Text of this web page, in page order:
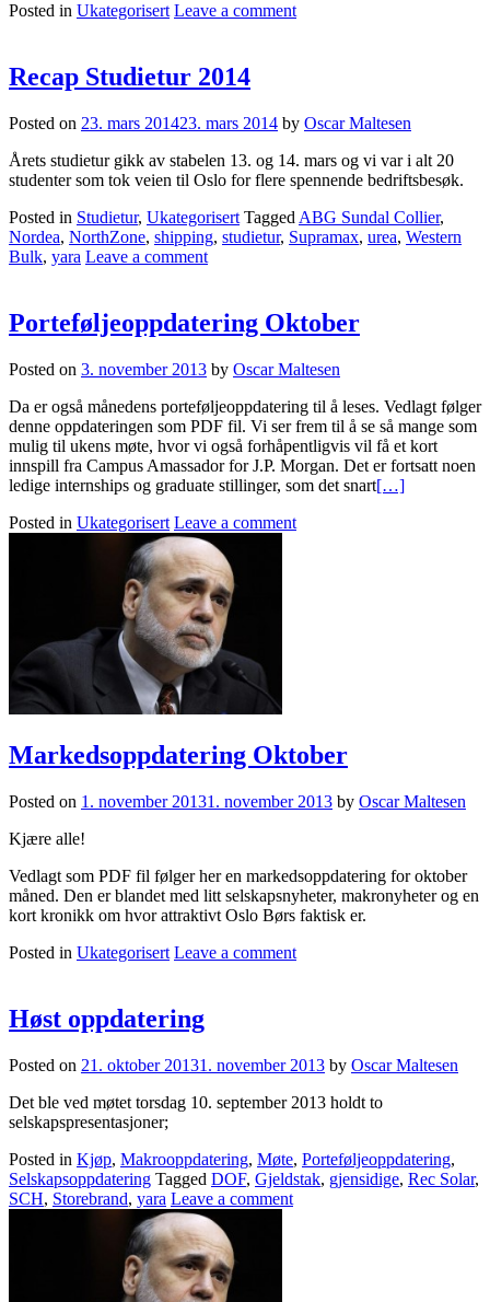
Posted in Ukategorisert Leave a comment
Recap Studietur 2014
Posted on 23. mars 201423. mars 2014 by Oscar Maltesen
Årets studietur gikk av stabelen 13. og 14. mars og vi var i alt 20
studenter som tok veien til Oslo for flere spennende bedriftsbesøk.
Posted in Studietur, Ukategorisert Tagged ABG Sundal Collier,
Nordea, NorthZone, shipping, studietur, Supramax, urea, Western
Bulk, yara Leave a comment
Porteføljeoppdatering Oktober
Posted on 3. november 2013 by Oscar Maltesen
Da er også månedens porteføljeoppdatering til å leses. Vedlagt følger
denne oppdateringen som PDF fil. Vi ser frem til å se så mange som
mulig til ukens møte, hvor vi også forhåpentligvis vil få et kort
innspill fra Campus Amassador for J.P. Morgan. Det er fortsatt noen
ledige internships og graduate stillinger, som det snart[…]
Posted in Ukategorisert Leave a comment
Markedsoppdatering Oktober
Posted on 1. november 20131. november 2013 by Oscar Maltesen
Kjære alle!
Vedlagt som PDF fil følger her en markedsoppdatering for oktober
måned. Den er blandet med litt selskapsnyheter, makronyheter og en
kort kronikk om hvor attraktivt Oslo Børs faktisk er.
Posted in Ukategorisert Leave a comment
Høst oppdatering
Posted on 21. oktober 20131. november 2013 by Oscar Maltesen
Det ble ved møtet torsdag 10. september 2013 holdt to
selskapspresentasjoner;
Posted in Kjøp, Makrooppdatering, Møte, Porteføljeoppdatering,
Selskapsoppdatering Tagged DOF, Gjeldstak, gjensidige, Rec Solar,
SCH, Storebrand, yara Leave a comment